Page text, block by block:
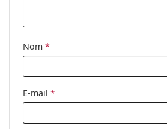
Étui:
Oui
Sexe:
Unisex
Catégorie:
Lunettes de vue
Nom *
E-mail *